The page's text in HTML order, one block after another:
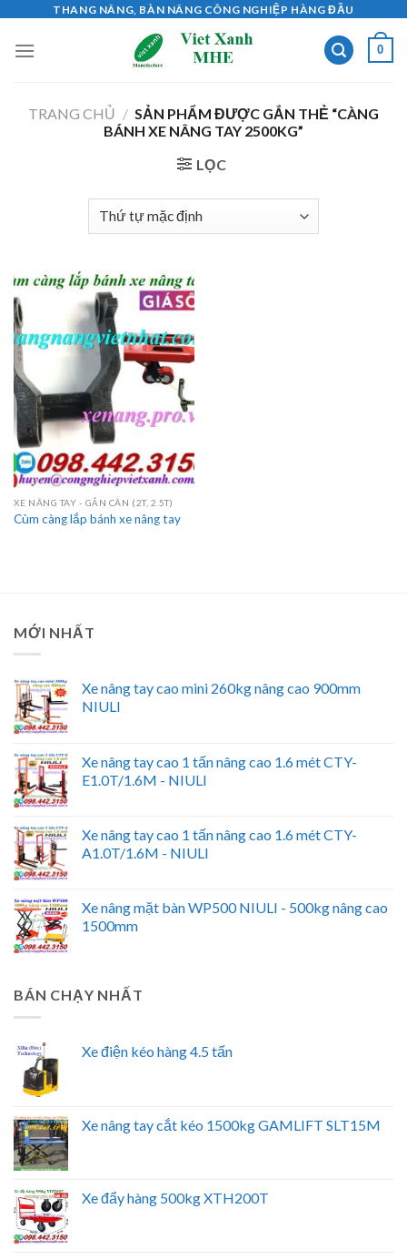
content
THANG NÂNG, BÀN NÂNG CÔNG NGHIỆP HÀNG ĐẦU
0
TRANG CHỦ / SẢN PHẨM ĐƯỢC GẮN THẺ “CÀNG
BÁNH XE NÂNG TAY 2500KG”
LỌC
XE NÂNG TAY - GẮN CÂN (2T, 2.5T)
Cùm càng lắp bánh xe nâng tay
MỚI NHẤT
Xe nâng tay cao mini 260kg nâng cao 900mm
NIULI
Xe nâng tay cao 1 tấn nâng cao 1.6 mét CTY-
E1.0T/1.6M - NIULI
Xe nâng tay cao 1 tấn nâng cao 1.6 mét CTY-
A1.0T/1.6M - NIULI
Xe nâng mặt bàn WP500 NIULI - 500kg nâng cao
1500mm
BÁN CHẠY NHẤT
Xe điện kéo hàng 4.5 tấn
Xe nâng tay cắt kéo 1500kg GAMLIFT SLT15M
Xe đẩy hàng 500kg XTH200T